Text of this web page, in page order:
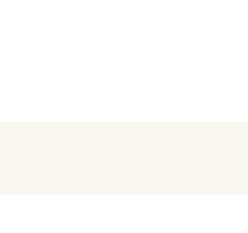
を中心と
農村地帯
んに行わ